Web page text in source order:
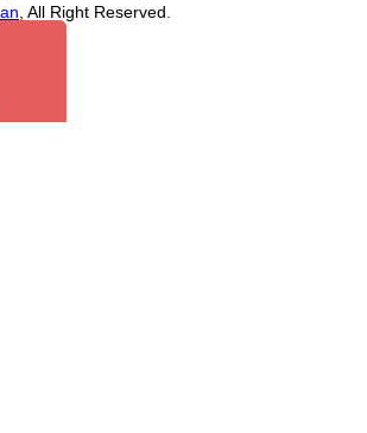
, All Right Reserved.